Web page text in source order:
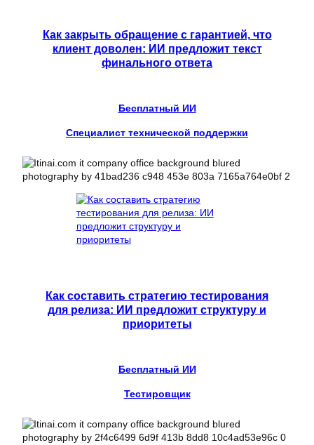
Как закрыть обращение с гарантией, что
клиент доволен: ИИ предложит текст
финального ответа
Бесплатный ИИ
Специалист технической поддержки
Как составить стратегию тестирования
для релиза: ИИ предложит структуру и
приоритеты
Бесплатный ИИ
Тестировщик